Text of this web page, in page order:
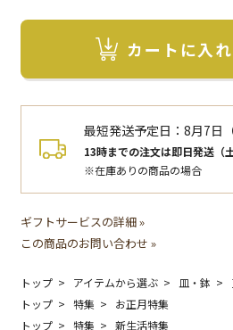
カートに入
最短発送予定日：8月7日（
13時までの注文は即日発送（
※在庫ありの商品の場合
ギフトサービスの詳細 »
この商品のお問い合わせ »
トップ アイテムから選ぶ 皿・鉢
トップ
特集
お正月特集
トップ
特集
新生活特集